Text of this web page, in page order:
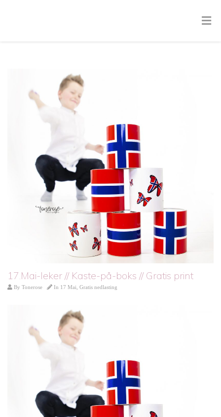
17.Mai-leker // Kaste-på-boks // Gratis print
By Tonerose In 17 Mai Gratis nedlasting